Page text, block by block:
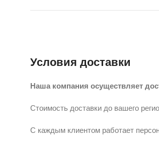
Условия доставки
Наша компания осуществляет
Стоимость доставки до вашего
С каждым клиентом работает